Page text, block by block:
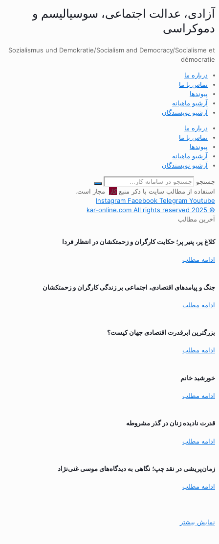
آزادی، عدالت اجتماعی، سوسیالیسم و
دموکراسی
Sozialismus und Demokratie/Socialism and Democracy/Socialisme et
démocratie
درباره ما
تماس با ما
پیوندها
آرشیو ماهیانه
آرشیو نویسندگان
درباره ما
تماس با ما
پیوندها
آرشیو ماهیانه
آرشیو نویسندگان
جستجو
استفاده از مطالب سایت با ذکر منبع کار
مجاز است.
Instagram Facebook Telegram Youtube
© 2025 kar-online.com All rights reserved
آخرین مطالب
کلاغ پر، پنیر پر؛ حکایت کارگران و زحمتکشان در انتظار فردا
ادامه مطلب
جنگ و پیامدهای اقتصادی، اجتماعی بر زندگی کارگران و زحمتکشان
ادامه مطلب
بزرگترین ابرقدرت اقتصادی جهان کیست؟
ادامه مطلب
خورشید خانم
ادامه مطلب
قدرت نادیده زنان در گذر مشروطه
ادامه مطلب
زمان‌پریشی در نقد چپ؛ نگاهی به دیدگاه‌های موسی غنی‌نژاد
ادامه مطلب
نمایش بیشتر